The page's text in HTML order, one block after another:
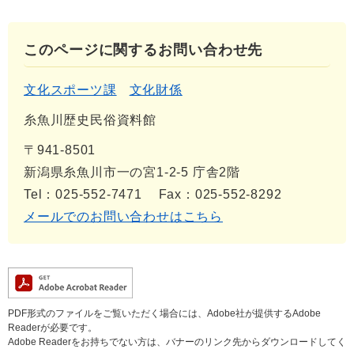
このページに関するお問い合わせ先
文化スポーツ課 文化財係
糸魚川歴史民俗資料館
〒941-8501
新潟県糸魚川市一の宮1-2-5 庁舎2階
Tel：025-552-7471
Fax：025-552-8292
メールでのお問い合わせはこちら
PDF形式のファイルをご覧いただく場合には、Adobe社が提供するAdobe
Readerが必要です。
Adobe Readerをお持ちでない方は、バナーのリンク先からダウンロードしてく